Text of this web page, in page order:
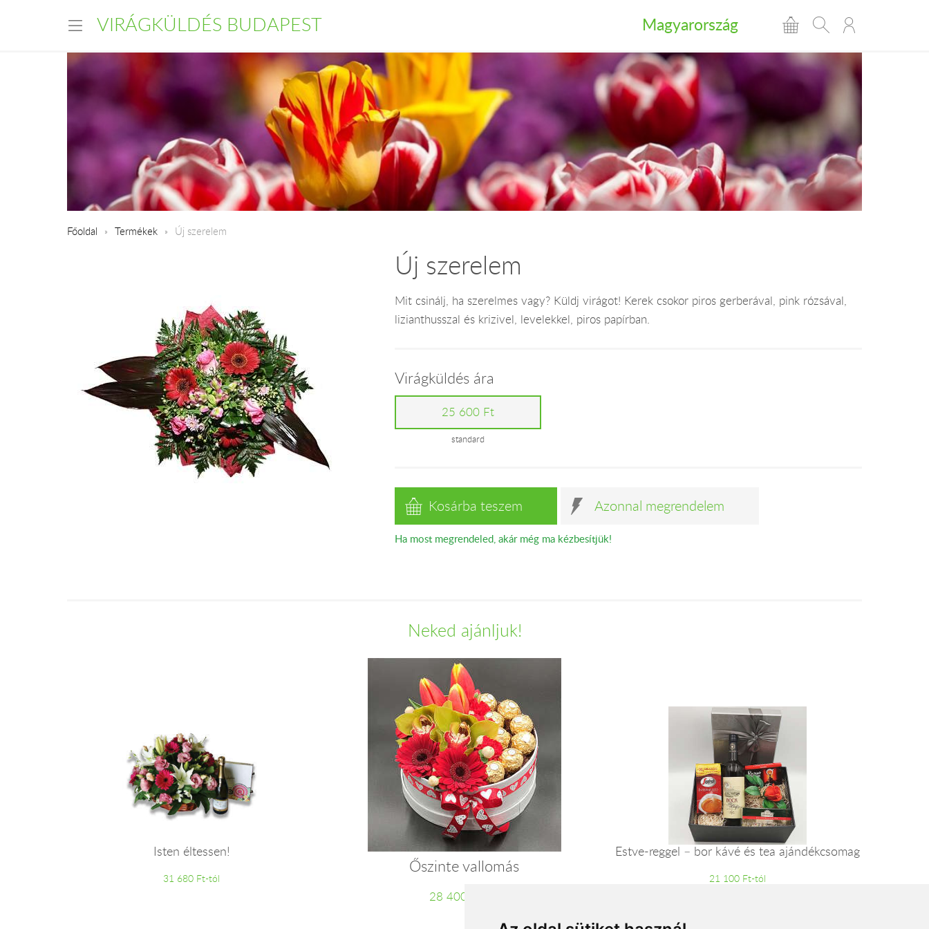
VIRÁGKÜLDÉS BUDAPEST Magyarország
Főoldal Termékek Új szerelem
Új szerelem
Mit csinálj, ha szerelmes vagy? Küldj virágot! Kerek csokor piros gerberával, pink rózsával,
lizianthusszal és krizivel, levelekkel, piros papírban.
Virágküldés ára
25 600 Ft
standard
Kosárba teszem Azonnal megrendelem
Ha most megrendeled, akár még ma kézbesítjük!
Neked ajánljuk!
Isten éltessen!
31 680 Ft-tól
Őszinte vallomás
28 400 Ft-tól
Estve-reggel – bor kávé és tea ajándékcsomag
21 100 Ft-tól